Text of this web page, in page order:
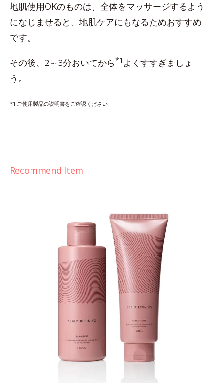
地肌使用OKのものは、全体をマッサージするよう
になじませると、地肌ケアにもなるためおすすめ
です。
その後、2～3分おいてから*1 よくすすぎましょ
う。
*1 ご使用製品の説明書をご確認ください
Recommend Item